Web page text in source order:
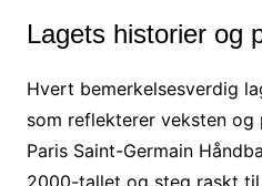
Lagets historier og
Hvert bemerkelsesverdig
som reflekterer veksten og
Paris Saint-Germain
2000-tallet og steg raskt